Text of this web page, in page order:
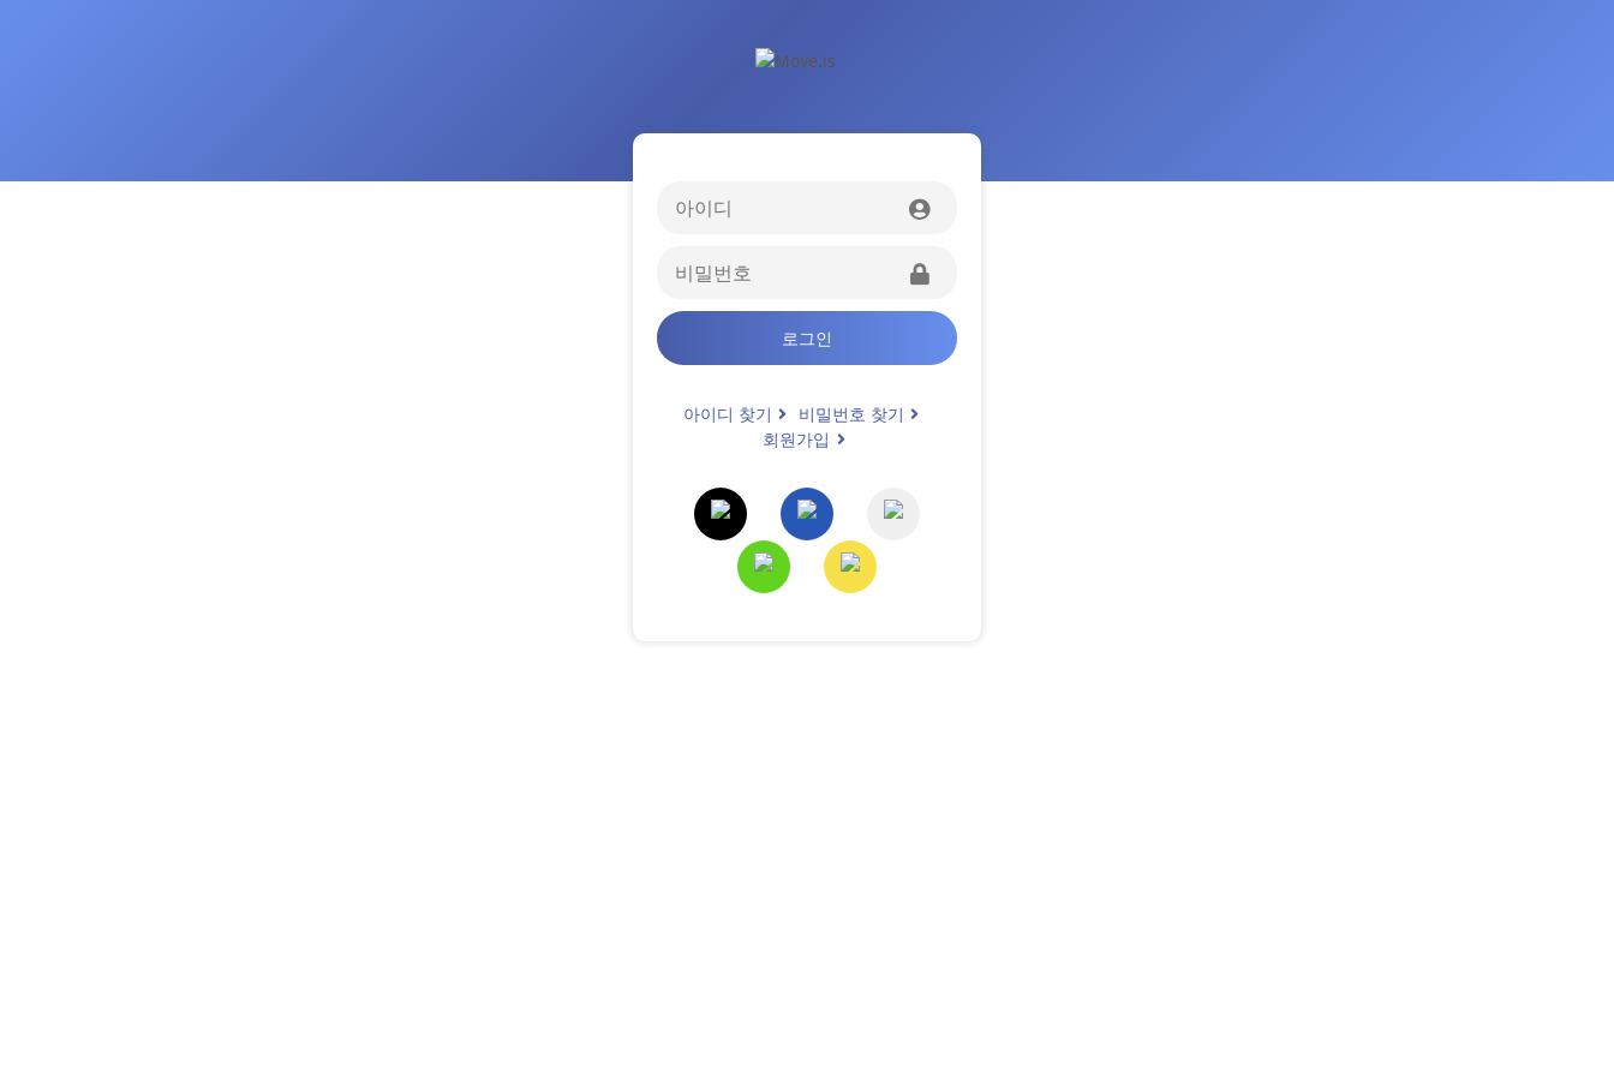
로그인
아이디 찾기
비밀번호 찾기
회원가입